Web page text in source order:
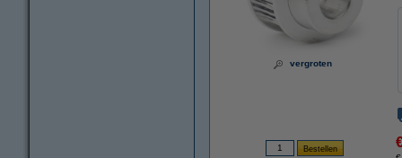
vergroten